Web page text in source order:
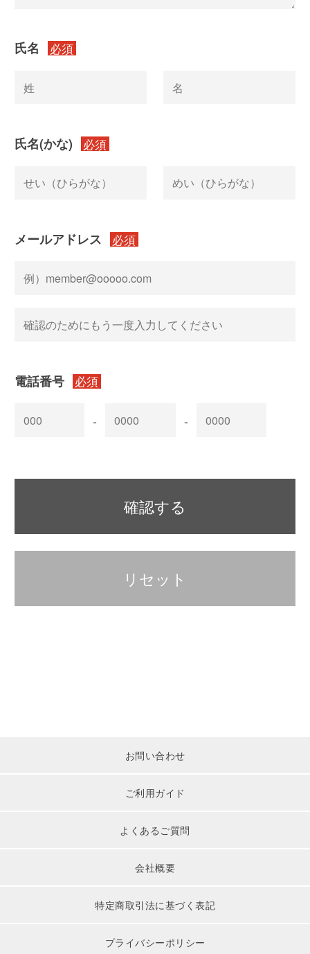
氏名 必須
氏名(かな) 必須
メールアドレス 必須
電話番号 必須
- -
リセット
確認する
お問い合わせ
ご利用ガイド
よくあるご質問
会社概要
特定商取引法に基づく表記
プライバシーポリシー